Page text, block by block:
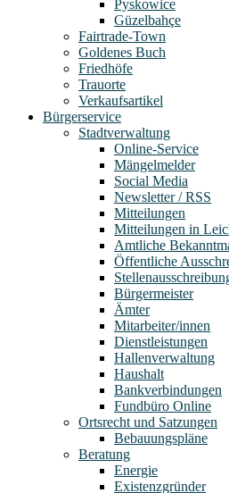
Pyskowice
Güzelbahçe
Fairtrade-Town
Goldenes Buch
Friedhöfe
Trauorte
Verkaufsartikel
Bürgerservice
Stadtverwaltung
Online-Service
Mängelmelder
Social Media
Newsletter / RSS
Mitteilungen
Mitteilungen in
Amtliche
Öffentliche
Bürgermeister
Ämter
Mitarbeiter/innen
Dienstleistungen
Hallenverwaltung
Haushalt
Bankverbindungen
Fundbüro Online
Ortsrecht und Satzungen
Bebauungspläne
Beratung
Energie
Existenzgründer